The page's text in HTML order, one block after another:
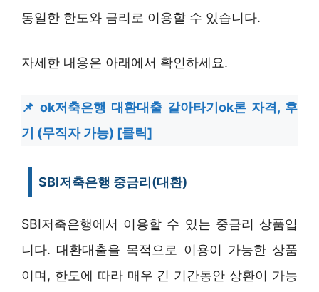
동일한 한도와 금리로 이용할 수 있습니다.
자세한 내용은 아래에서 확인하세요.
ok저축은행 대환대출 갈아타기ok론 자격, 후
기 (무직자 가능) [클릭]
SBI저축은행 중금리(대환)
SBI저축은행에서 이용할 수 있는 중금리 상품입
니다. 대환대출을 목적으로 이용이 가능한 상품
이며, 한도에 따라 매우 긴 기간동안 상환이 가능